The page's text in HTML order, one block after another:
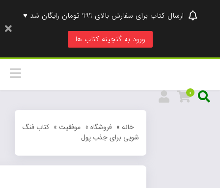
ارسال کتاب برای سفارش بالای 999 تومان رایگان شد ♥
ورود به گنجینه کتاب ها
فروشگاه » موفقیت » کتاب فنگ
شویی برای جذب پول